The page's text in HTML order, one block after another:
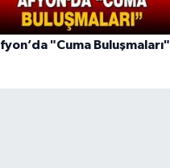
"Cuma Buluşmaları"